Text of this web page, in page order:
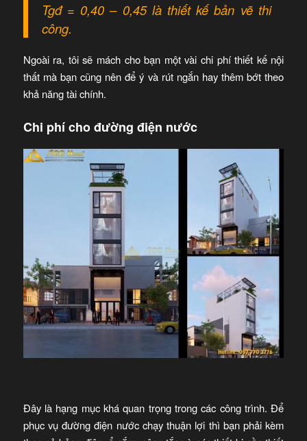
Tgđ = 0,40 – 0,45 là thiết kế bản vẽ thi
công.
Ngoài ra, tôi sẽ mách cho bạn một vài chi phí thiết kế nội
thất mà bạn cũng nên để ý và rút ngắn hay thêm bớt theo
khả năng tài chính.
Chi phí cho đường điện nước
Đây là hạng mục khá quan trọng trong các công trình. Để
phục vụ đường điện nước chạy thuận lợi thì bạn phải kèm